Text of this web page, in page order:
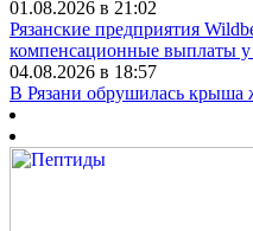
01.08.2026 в 21:02
Рязанские предприятия
компенсационные выплаты у
04.08.2026 в 18:57
В Рязани обрушилась крыша